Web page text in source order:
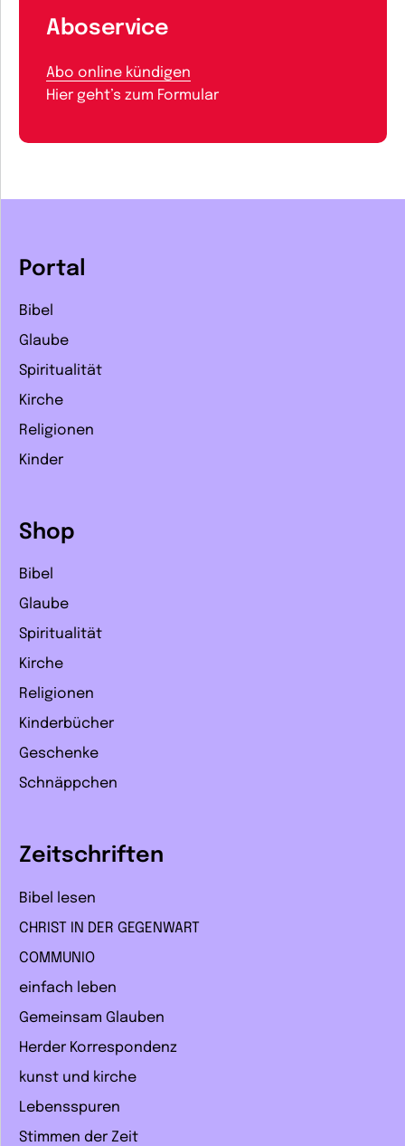
Aboservice
Abo online kündigen
Hier geht’s zum Formular
Portal
Bibel
Glaube
Spiritualität
Kirche
Religionen
Kinder
Shop
Bibel
Glaube
Spiritualität
Kirche
Religionen
Kinderbücher
Geschenke
Schnäppchen
Zeitschriften
Bibel lesen
CHRIST IN DER GEGENWART
COMMUNIO
einfach leben
Gemeinsam Glauben
Herder Korrespondenz
kunst und kirche
Lebensspuren
Stimmen der Zeit